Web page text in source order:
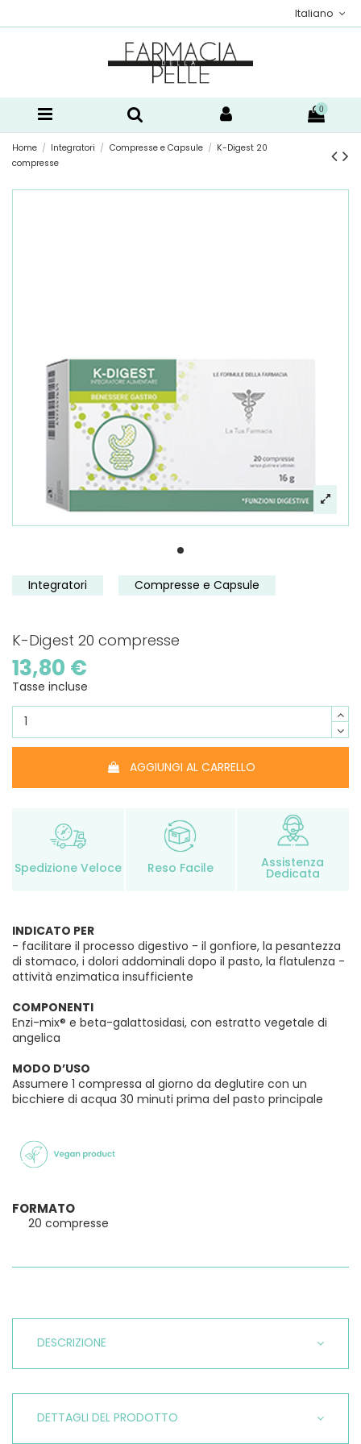
Italiano
0
Home Integratori Compresse e Capsule
K-Digest 20
compresse
Integratori Compresse e Capsule
K-Digest 20 compresse
13,80 €
Tasse incluse
AGGIUNGI AL CARRELLO
Spedizione Veloce Reso Facile Assistenza
Dedicata
INDICATO PER
- facilitare il processo digestivo - il gonfiore, la pesantezza
di stomaco, i dolori addominali dopo il pasto, la flatulenza -
attività enzimatica insufficiente
COMPONENTI
Enzi-mix® e beta-galattosidasi, con estratto vegetale di
angelica
MODO D’USO
Assumere 1 compressa al giorno da deglutire con un
bicchiere di acqua 30 minuti prima del pasto principale
FORMATO
20 compresse
DESCRIZIONE
DETTAGLI DEL PRODOTTO